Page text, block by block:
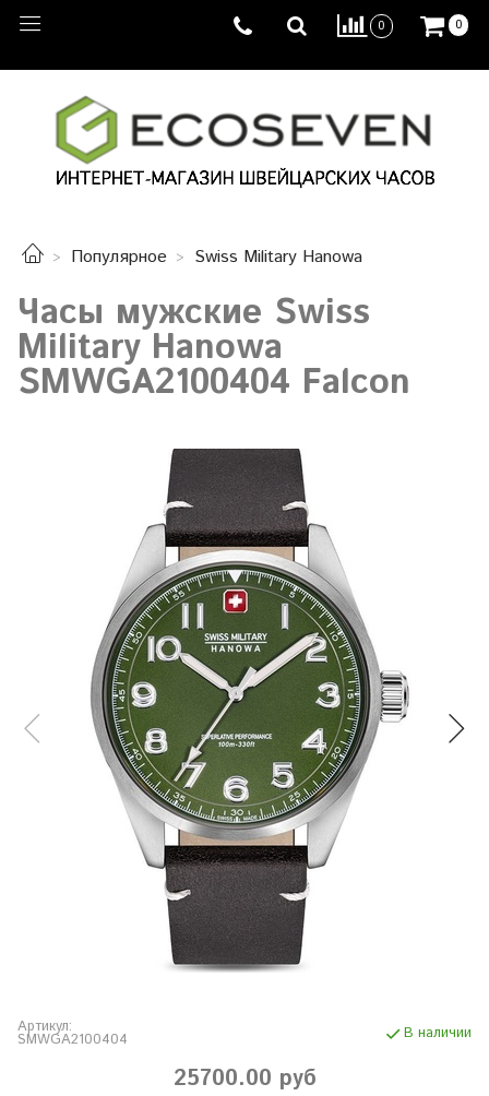
0 0
Популярное Swiss Military Hanowa
Часы мужские Swiss
Military Hanowa
SMWGA2100404 Falcon
Артикул:
SMWGA2100404 В наличии
25700.00 руб